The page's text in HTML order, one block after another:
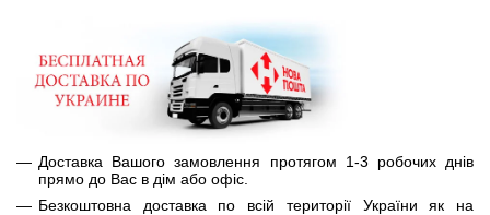
Доставка Вашого замовлення протягом 1-3 робочих днів
прямо до Вас в дім або офіс.
Безкоштовна доставка по всій території України як на